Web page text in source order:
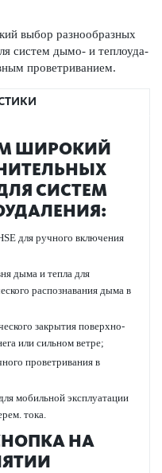
выбор разнообразных
систем дымо- и теплоуда­
проветр­иванием.
ШИРОКИЙ
СИСТЕМ
для ручного включения
дыма и тепла для
распознавания дыма в
закрытия пове­рхно­
или сильном ветре;
проветр­ивания в
мобильной эксплуат­ации
тока.
НА